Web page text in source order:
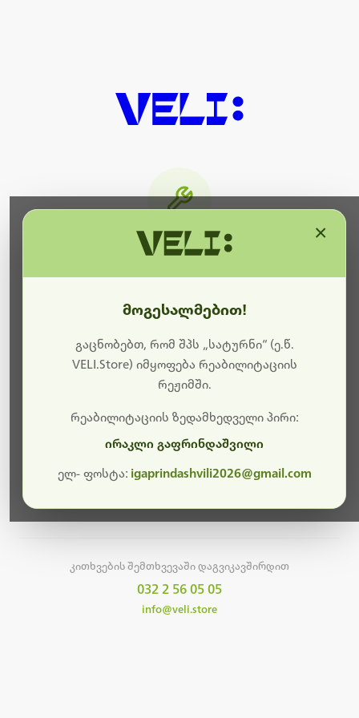
ბოდიშს გიხდით შეფერხებისთვის. ამჟამად
მიმდინარეობს საიტის განახლება და ტექნიკური
სამუშაოები.
მალე ისევ ხელმისაწვდომი იქნება. გმადლობთ
კითხვების შემთხვევაში დაგვიკავშირდით
032 2 56 05 05
info@veli.store
მოგესალმებით!
გაცნობებთ, რომ შპს „სატურნი“ (ე.წ.
VELI.Store) იმყოფება რეაბილიტაციის
რეჟიმში.
რეაბილიტაციის ზედამხედველი პირი:
ირაკლი გაფრინდაშვილი
ელ- ფოსტა: igaprindashvili2026@gmail.com
×